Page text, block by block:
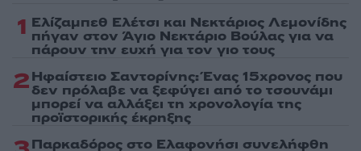
1 Ελίζαμπεθ Ελέτσι και Νεκτάριος Λεμονίδης
πήγαν στον Άγιο Νεκτάριο Βούλας για να
πάρουν την ευχή για τον γιο τους
2Ηφαίστειο Σαντορίνης: Ένας 15χρονος που
δεν πρόλαβε να ξεφύγει από το τσουνάμι
μπορεί να αλλάξει τη χρονολογία της
προϊστορικής έκρηξης
Παρκαδόρος στο Ελαφονήσι συνελήφθη